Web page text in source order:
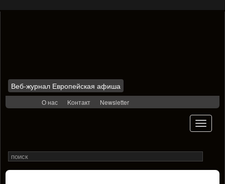
Веб-журнал Европейская афиша
О нас Kонтакт Newsletter
Toggle
Search
for